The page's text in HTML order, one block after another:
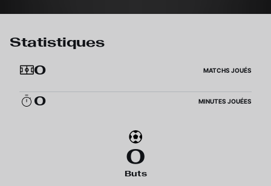
Statistiques
0
MATCHS JOUÉS
0 MINUTES JOUÉES
0
Buts